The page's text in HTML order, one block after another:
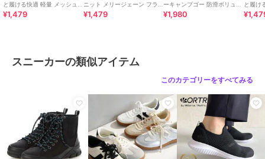
と履ける快適 軽量 メッシュ
レースアップカジュアルスニ
¥1,479
ニット メリージェーン フラ
ットシューズ
¥1,479
ーキャンプゴー 防滑ボリュー
ムソール ナイロン 防水スニ
¥1,980
と履け
カジュ
スニーカーの類似アイテム
このカテゴリーをすべてみる